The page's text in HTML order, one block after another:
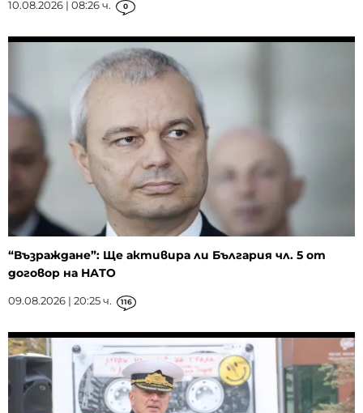
10.08.2026 | 08:26 ч. 0
“Възраждане”: Ще активира ли България чл. 5 от
договор на НАТО
09.08.2026 | 20:25 ч. 116